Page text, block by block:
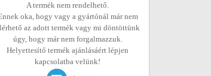
A termék nem rendelhető.
oka, hogy vagy a gyártónál már nem
az adott termék vagy mi döntöttünk
úgy, hogy már nem forgalmazzuk.
Helyettesítő termék ajánlásáért lépjen
kapcsolatba velünk!